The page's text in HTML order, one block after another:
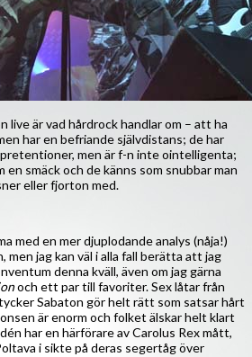
live är vad hårdrock handlar om – att ha
har en befriande självdistans; de har
men är f-n inte ointelligenta;
smäck och de känns som snubbar man
eller fjorton med.
med en mer djuplodande analys (nåja!)
jag kan väl i alla fall berätta att jag
denna kväll, även om jag gärna
och ett par till favoriter. Sex låtar från
Sabaton gör helt rätt som satsar hårt
är enorm och folket älskar helt klart
har en härförare av Carolus Rex mått,
i sikte på deras segertåg över